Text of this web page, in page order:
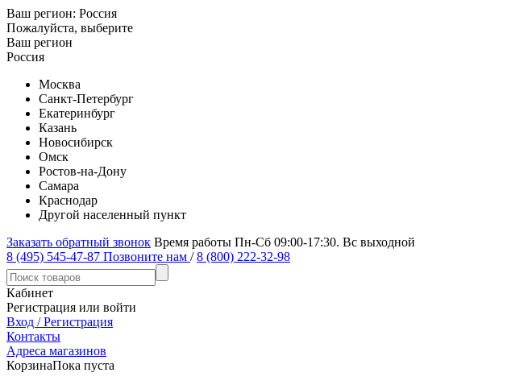
Ваш регион: Россия
Пожалуйста, выберите
Ваш регион
Россия
Москва
Санкт-Петербург
Екатеринбург
Казань
Новосибирск
Омск
Ростов-на-Дону
Самара
Краснодар
Другой населенный пункт
Заказать обратный звонок Время работы Пн-Сб 09:00-17:30. Вс выходной
8 (495) 545-47-87 Позвоните нам / 8 (800) 222-32-98
Кабинет
Регистрация или войти
Вход / Регистрация
Контакты
Адреса магазинов
КорзинаПока пуста